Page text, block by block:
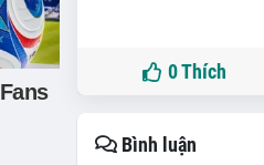
0Thích
Bình luận